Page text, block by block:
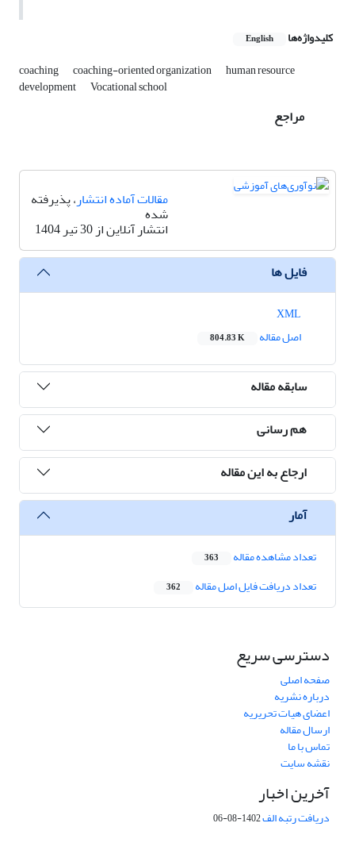
کلیدواژه‌ها English
coaching coaching-oriented organization human resource
development Vocational school
مراجع
مقالات آماده انتشار، پذیرفته
شده
انتشار آنلاین از 30 تیر 1404
فایل ها
اصل مقاله
804.83 K
سابقه مقاله
هم رسانی
ارجاع به این مقاله
آمار
تعداد مشاهده مقاله 363
تعداد دریافت فایل اصل مقاله 362
دسترسی سریع
صفحه اصلی
درباره نشریه
اعضای هیات تحریریه
ارسال مقاله
تماس با ما
نقشه سایت
آخرین اخبار
دریافت رتبه الف1402-08-06